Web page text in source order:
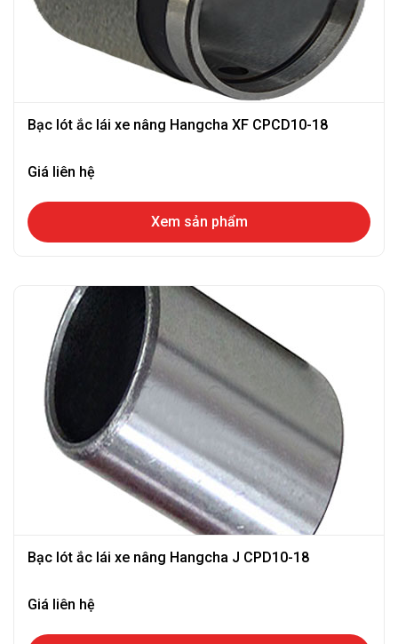
Bạc lót ắc lái xe nâng Hangcha XF CPCD10-18
Giá liên hệ
Xem sản phẩm
Bạc lót ắc lái xe nâng Hangcha J CPD10-18
Giá liên hệ